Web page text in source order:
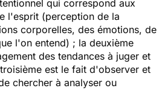
qui correspond aux
l'esprit (perception de la
corporelles, des émotions, de
l'on entend) ; la deuxième
des tendances à juger et
est le fait d'observer et
chercher à analyser ou